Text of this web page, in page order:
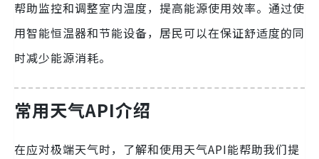
帮助监控和调整室内温度，提高能源使用效率。通过使
用智能恒温器和节能设备，居民可以在保证舒适度的同
时减少能源消耗。
常用天气API介绍
在应对极端天气时，了解和使用天气API能帮助我们提